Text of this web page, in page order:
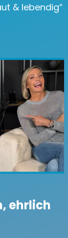
& lebendig“
ehrlich